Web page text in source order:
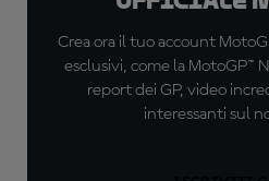
Crea ora il tuo account
esclusivi, come la MotoGP™
report dei GP, video
interessanti sul